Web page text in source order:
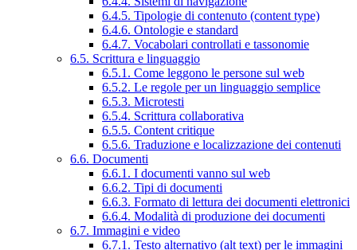
6.4.5. Tipologie di contenuto (content type)
6.4.6. Ontologie e standard
6.4.7. Vocabolari controllati e tassonomie
6.5. Scrittura e linguaggio
6.5.1. Come leggono le persone sul web
6.5.2. Le regole per un linguaggio semplice
6.5.3. Microtesti
6.5.4. Scrittura collaborativa
6.5.5. Content critique
6.5.6. Traduzione e localizzazione dei contenuti
6.6. Documenti
6.6.1. I documenti vanno sul web
6.6.2. Tipi di documenti
6.6.3. Formato di lettura dei documenti elettronici
6.6.4. Modalità di produzione dei documenti
6.7. Immagini e video
6.7.1. Testo alternativo (alt text) per le immagini